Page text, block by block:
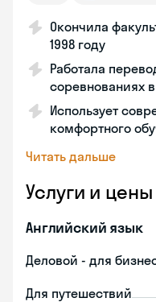
Окончила
1998 году
Работала
соревнованиях
Использует
комфортного
Читать дальше
Услуги и цены
Английский язык
Деловой - для
Для путешествий